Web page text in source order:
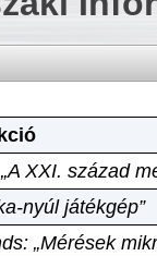
XXI. század
nyúl játékgép”
„Mérések